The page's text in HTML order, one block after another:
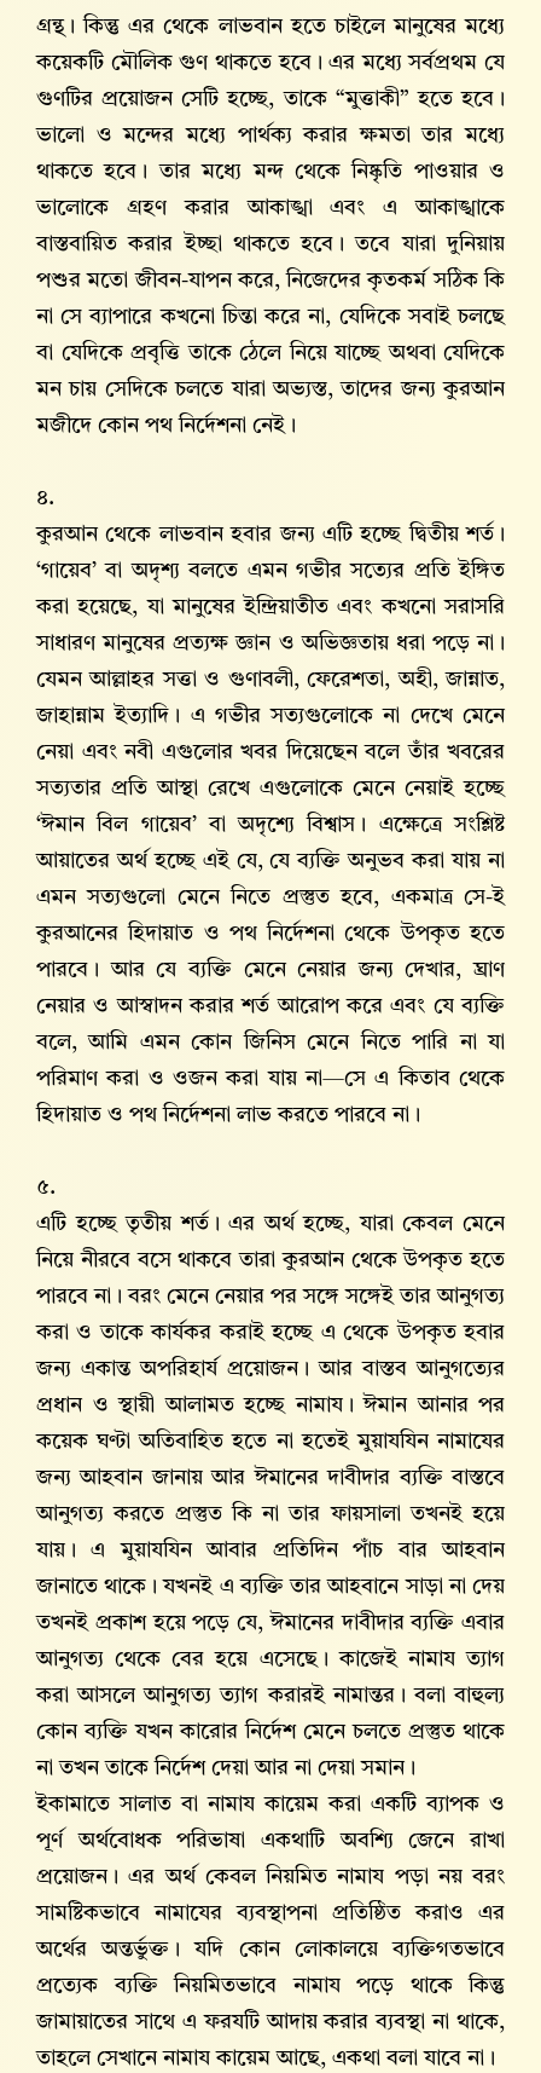
গ্রন্থ। কিন্তু এর থেকে লাভবান হতে চাইলে মানুষের মধ্যে
কয়েকটি মৌলিক গুণ থাকতে হবে। এর মধ্যে সর্বপ্রথম যে
গুণটির প্রয়োজন সেটি হচ্ছে, তাকে “মুত্তাকী” হতে হবে।
ভালো ও মন্দের মধ্যে পার্থক্য করার ক্ষমতা তার মধ্যে
থাকতে হবে। তার মধ্যে মন্দ থেকে নিষ্কৃতি পাওয়ার ও
ভালোকে গ্রহণ করার আকাঙ্খা এবং এ আকাঙ্খাকে
বাস্তবায়িত করার ইচ্ছা থাকতে হবে। তবে যারা দুনিয়ায়
পশুর মতো জীবন-যাপন করে, নিজেদের কৃতকর্ম সঠিক কি
না সে ব্যাপারে কখনো চিন্তা করে না, যেদিকে সবাই চলছে
বা যেদিকে প্রবৃত্তি তাকে ঠেলে নিয়ে যাচ্ছে অথবা যেদিকে
মন চায় সেদিকে চলতে যারা অভ্যস্ত, তাদের জন্য কুরআন
মজীদে কোন পথ নির্দেশনা নেই।
৪.
কুরআন থেকে লাভবান হবার জন্য এটি হচ্ছে দ্বিতীয় শর্ত।
‘গায়েব’ বা অদৃশ্য বলতে এমন গভীর সত্যের প্রতি ইঙ্গিত
করা হয়েছে, যা মানুষের ইন্দ্রিয়াতীত এবং কখনো সরাসরি
সাধারণ মানুষের প্রত্যক্ষ জ্ঞান ও অভিজ্ঞতায় ধরা পড়ে না।
যেমন আল্লাহর সত্তা ও গুণাবলী, ফেরেশতা, অহী, জান্নাত,
জাহান্নাম ইত্যাদি। এ গভীর সত্যগুলোকে না দেখে মেনে
নেয়া এবং নবী এগুলোর খবর দিয়েছেন বলে তাঁর খবরের
সত্যতার প্রতি আস্থা রেখে এগুলোকে মেনে নেয়াই হচ্ছে
‘ঈমান বিল গায়েব’ বা অদৃশ্যে বিশ্বাস। এক্ষেত্রে সংশ্লিষ্ট
আয়াতের অর্থ হচ্ছে এই যে, যে ব্যক্তি অনুভব করা যায় না
এমন সত্যগুলো মেনে নিতে প্রস্তুত হবে, একমাত্র সে-ই
কুরআনের হিদায়াত ও পথ নির্দেশনা থেকে উপকৃত হতে
পারবে। আর যে ব্যক্তি মেনে নেয়ার জন্য দেখার, ঘ্রাণ
নেয়ার ও আস্বাদন করার শর্ত আরোপ করে এবং যে ব্যক্তি
বলে, আমি এমন কোন জিনিস মেনে নিতে পারি না যা
পরিমাণ করা ও ওজন করা যায় না—সে এ কিতাব থেকে
হিদায়াত ও পথ নির্দেশনা লাভ করতে পারবে না।
৫.
এটি হচ্ছে তৃতীয় শর্ত। এর অর্থ হচ্ছে, যারা কেবল মেনে
নিয়ে নীরবে বসে থাকবে তারা কুরআন থেকে উপকৃত হতে
পারবে না। বরং মেনে নেয়ার পর সঙ্গে সঙ্গেই তার আনুগত্য
করা ও তাকে কার্যকর করাই হচ্ছে এ থেকে উপকৃত হবার
জন্য একান্ত অপরিহার্য প্রয়োজন। আর বাস্তব আনুগত্যের
প্রধান ও স্থায়ী আলামত হচ্ছে নামায। ঈমান আনার পর
কয়েক ঘণ্টা অতিবাহিত হতে না হতেই মুয়াযযিন নামাযের
জন্য আহবান জানায় আর ঈমানের দাবীদার ব্যক্তি বাস্তবে
আনুগত্য করতে প্রস্তুত কি না তার ফায়সালা তখনই হয়ে
যায়। এ মুয়াযযিন আবার প্রতিদিন পাঁচ বার আহবান
জানাতে থাকে। যখনই এ ব্যক্তি তার আহবানে সাড়া না দেয়
তখনই প্রকাশ হয়ে পড়ে যে, ঈমানের দাবীদার ব্যক্তি এবার
আনুগত্য থেকে বের হয়ে এসেছে। কাজেই নামায ত্যাগ
করা আসলে আনুগত্য ত্যাগ করারই নামান্তর। বলা বাহুল্য
কোন ব্যক্তি যখন কারোর নির্দেশ মেনে চলতে প্রস্তুত থাকে
না তখন তাকে নির্দেশ দেয়া আর না দেয়া সমান।
ইকামাতে সালাত বা নামায কায়েম করা একটি ব্যাপক ও
পূর্ণ অর্থবোধক পরিভাষা একথাটি অবশ্যি জেনে রাখা
প্রয়োজন। এর অর্থ কেবল নিয়মিত নামায পড়া নয় বরং
সামষ্টিকভাবে নামাযের ব্যবস্থাপনা প্রতিষ্ঠিত করাও এর
অর্থের অন্তর্ভুক্ত। যদি কোন লোকালয়ে ব্যক্তিগতভাবে
প্রত্যেক ব্যক্তি নিয়মিতভাবে নামায পড়ে থাকে কিন্তু
জামায়াতের সাথে এ ফরযটি আদায় করার ব্যবস্থা না থাকে,
তাহলে সেখানে নামায কায়েম আছে, একথা বলা যাবে না।